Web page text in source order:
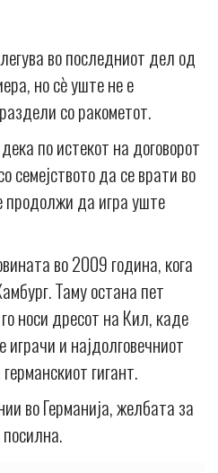
во последниот дел од
но сè уште не е
со ракометот.
по истекот на договорот
семејството да се врати во
продолжи да игра уште
во 2009 година, кога
Таму остана пет
носи дресот на Кил, каде
и најдолговечниот
гигант.
во Германија, желбата за